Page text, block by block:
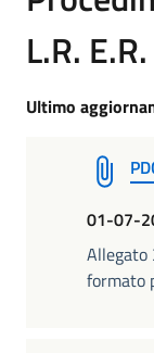
L.R.
Ultimo
01-07-
Allegato
formato